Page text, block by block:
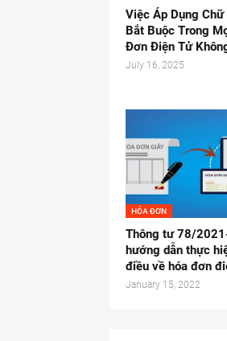
Việc Áp Dụng Chữ
Bắt Buộc Trong
Đơn Điện Tử
July 16, 2025
HÓA ĐƠN
Thông tư 78/
hướng dẫn thực
điều về hóa đơn
January 15, 2022